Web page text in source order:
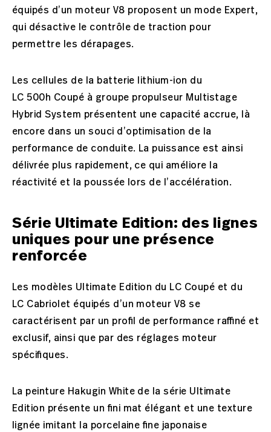
équipés d’un moteur V8 proposent un mode Expert,
qui désactive le contrôle de traction pour
permettre les dérapages.
Les cellules de la batterie lithium-ion du
LC 500h Coupé à groupe propulseur Multistage
Hybrid System présentent une capacité accrue, là
encore dans un souci d’optimisation de la
performance de conduite. La puissance est ainsi
délivrée plus rapidement, ce qui améliore la
réactivité et la poussée lors de l’accélération.
Série Ultimate Edition: des lignes
uniques pour une présence
renforcée
Les modèles Ultimate Edition du LC Coupé et du
LC Cabriolet équipés d’un moteur V8 se
caractérisent par un profil de performance raffiné et
exclusif, ainsi que par des réglages moteur
spécifiques.
La peinture Hakugin White de la série Ultimate
Edition présente un fini mat élégant et une texture
lignée imitant la porcelaine fine japonaise